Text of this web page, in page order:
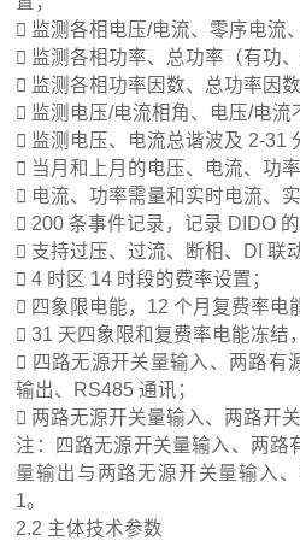
 监测各相电压/电流、零序电流
 监测各相功率、总功率（有功
 监测各相功率因数、总功率因
 监测电压/电流相角、电压/电流
 监测电压、电流总谐波及 2-31
 当月和上月的电压、电流、功
 电流、功率需量和实时电流、
 200 条事件记录，记录 DIDO
 支持过压、过流、断相、DI 联
 4 时区 14 时段的费率设置；
 四象限电能，12 个月复费率电
 31 天四象限和复费率电能冻结
 四路无源开关量输入、两路有
输出、RS485 通讯；
 两路无源开关量输入、两路开
注：四路无源开关量输入、两路
量输出与两路无源开关量输入
1。
2.2 主体技术参数